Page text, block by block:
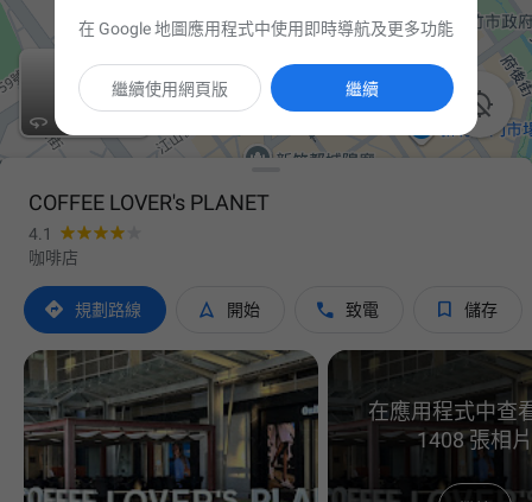


COFFEE LOVER's PLANET
4.1
咖啡店
 規劃路線  開始  致電  儲存
在應用程式中查
1408 張相片
在 Google 地圖應用程式中使用即時導航及更多功能
繼續
繼續使用網頁版